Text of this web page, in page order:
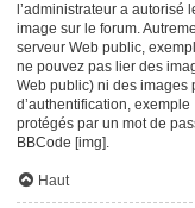
l’administrateur a autorisé
image sur le forum.
serveur Web public,
ne pouvez pas lier des
Web public) ni des images
d’authentification,
protégés par un mot de
BBCode [img].
Haut